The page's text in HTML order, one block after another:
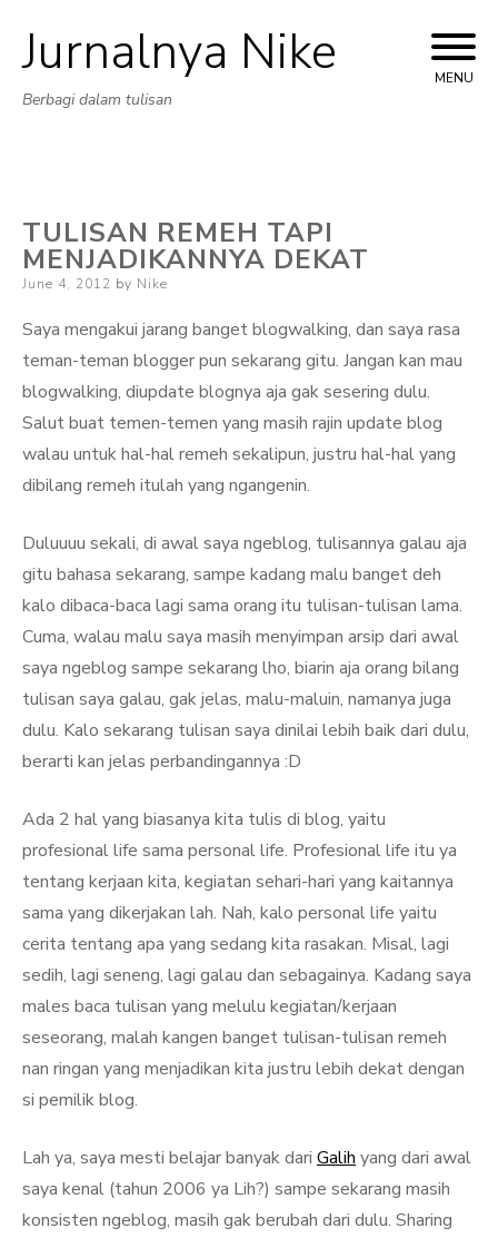
Skip
Jurnalnya Nike
Berbagi dalam tulisan
MENU
TULISAN REMEH TAPI
MENJADIKANNYA DEKAT
Posted
June 4, 2012 by Nike
Saya mengakui jarang banget blogwalking, dan saya rasa
teman-teman blogger pun sekarang gitu. Jangan kan mau
blogwalking, diupdate blognya aja gak sesering dulu.
Salut buat temen-temen yang masih rajin update blog
walau untuk hal-hal remeh sekalipun, justru hal-hal yang
dibilang remeh itulah yang ngangenin.
Duluuuu sekali, di awal saya ngeblog, tulisannya galau aja
gitu bahasa sekarang, sampe kadang malu banget deh
kalo dibaca-baca lagi sama orang itu tulisan-tulisan lama.
Cuma, walau malu saya masih menyimpan arsip dari awal
saya ngeblog sampe sekarang lho, biarin aja orang bilang
tulisan saya galau, gak jelas, malu-maluin, namanya juga
dulu. Kalo sekarang tulisan saya dinilai lebih baik dari dulu,
berarti kan jelas perbandingannya :D
Ada 2 hal yang biasanya kita tulis di blog, yaitu
profesional life sama personal life. Profesional life itu ya
tentang kerjaan kita, kegiatan sehari-hari yang kaitannya
sama yang dikerjakan lah. Nah, kalo personal life yaitu
cerita tentang apa yang sedang kita rasakan. Misal, lagi
sedih, lagi seneng, lagi galau dan sebagainya. Kadang saya
males baca tulisan yang melulu kegiatan/kerjaan
seseorang, malah kangen banget tulisan-tulisan remeh
nan ringan yang menjadikan kita justru lebih dekat dengan
si pemilik blog.
Lah ya, saya mesti belajar banyak dari Galih yang dari awal
saya kenal (tahun 2006 ya Lih?) sampe sekarang masih
konsisten ngeblog, masih gak berubah dari dulu. Sharing